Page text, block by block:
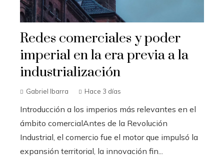
Redes comerciales y poder
imperial en la era previa a la
industrialización
Gabriel Ibarra Hace 3 días
Introducción a los imperios más relevantes en el
ámbito comercialAntes de la Revolución
Industrial, el comercio fue el motor que impulsó la
expansión territorial, la innovación fin...